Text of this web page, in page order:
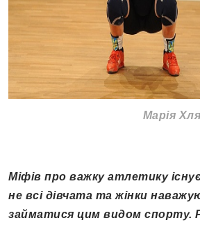
Марія
Міфів про важку атлетику
не всі дівчата та жінки
займатися цим видом спорту.